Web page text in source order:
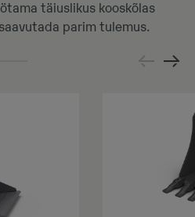
täiuslikus kooskõlas
parim tulemus.